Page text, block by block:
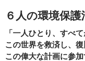
６人の環境保
「一人ひとり、すべ
この世界を救済し、
この偉大な計画に参加